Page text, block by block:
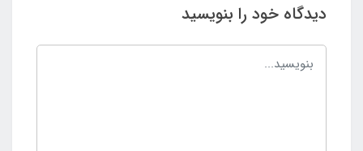
دیدگاه خود را بنویسید